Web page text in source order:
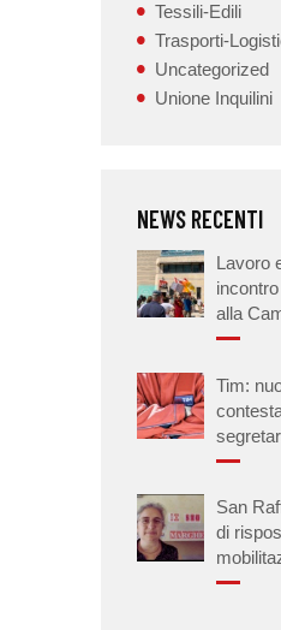
Tessili-Edili
Trasporti-
Uncategorized
Unione Inquilini
NEWS RECENTI
Lavoro
alla
Tim:
San
di